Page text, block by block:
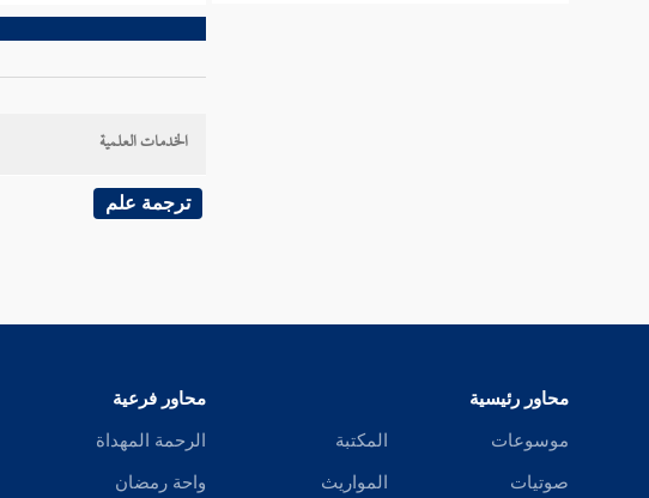
الخدمات العلمية
ترجمة علم
محاور رئيسية
موسوعات
صوتيات
المكتبة
المواريث
محاور فرعية
الرحمة المهداة
واحة رمضان